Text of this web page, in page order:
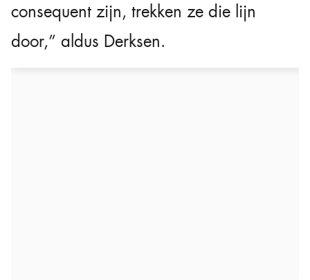
consequent zijn, trekken ze die lijn
door,” aldus Derksen.